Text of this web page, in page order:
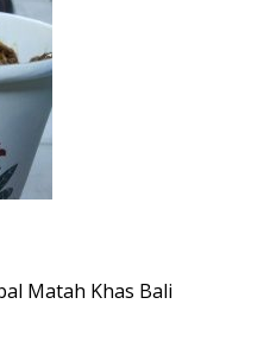
Matah Khas Bali